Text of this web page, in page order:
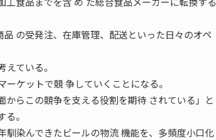
の受発注、在庫管理、配送といった日々のオペ
ている。
ーケットで競 争していくことになる。
らこの競争を支える役割を期待 されている」と
。
染んできたビールの物流 機能を、多頻度小口化